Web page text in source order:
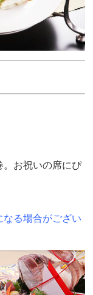
。お祝いの席にぴ
る場合がござい